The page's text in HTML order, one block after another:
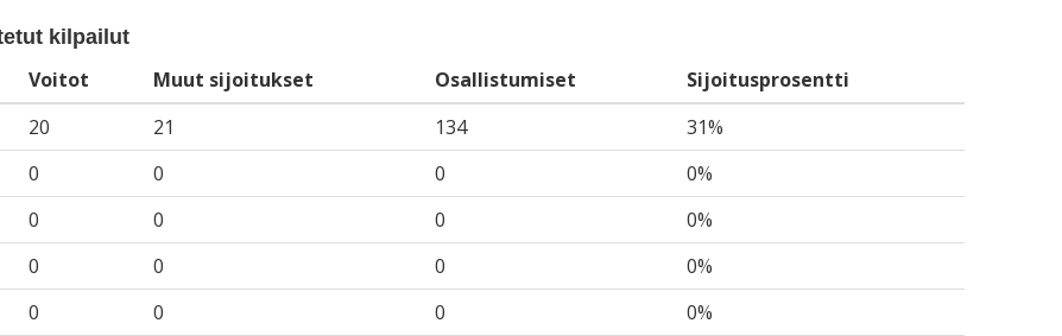
kilpailut
Voitot Muut sijoitukset Osallistumiset
Sijoitusprosentti
20 21 134
31%
0 0 0
0%
0 0 0
0%
0 0 0
0%
0 0 0
0%